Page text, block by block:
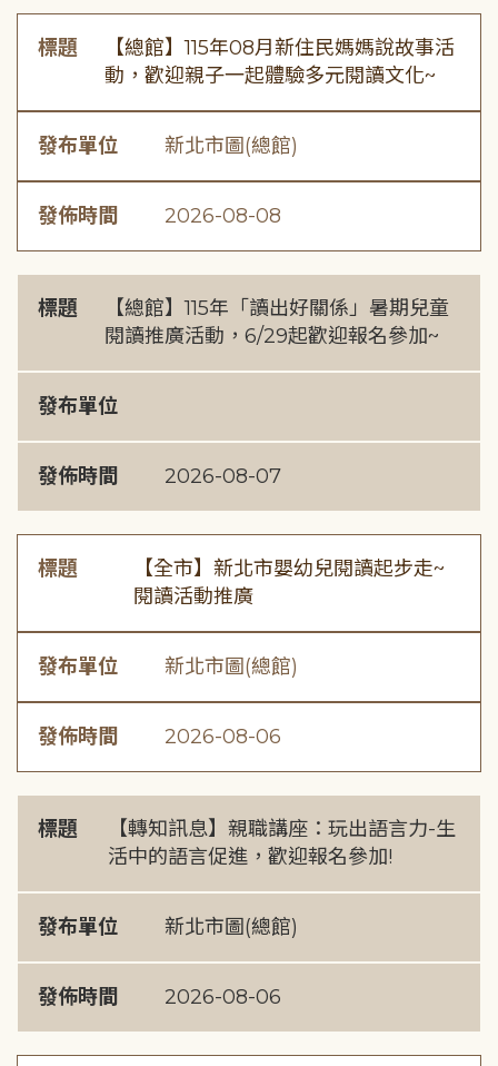
標題
【總館】115年08月新住民媽媽說故事活
動，歡迎親子一起體驗多元閱讀文化~
發布單位 新北市圖(總館)
發佈時間 2026-08-08
標題
【總館】115年「讀出好關係」暑期兒童
閱讀推廣活動，6/29起歡迎報名參加~
發布單位
發佈時間 2026-08-07
標題
【全市】新北市嬰幼兒閱讀起步走~
閱讀活動推廣
發布單位 新北市圖(總館)
發佈時間 2026-08-06
標題
【轉知訊息】親職講座：玩出語言力-生
活中的語言促進，歡迎報名參加!
發布單位 新北市圖(總館)
發佈時間 2026-08-06